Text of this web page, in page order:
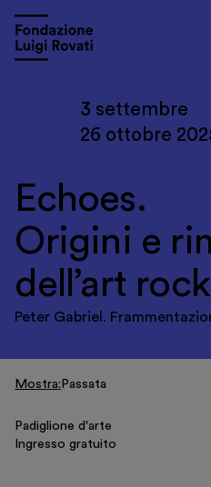
3 settembre
26 ottobre
Echoes.
Origini e
dell’art
Peter Gabriel.
Mostra Passata
Padiglione d'arte
Ingresso gratuito